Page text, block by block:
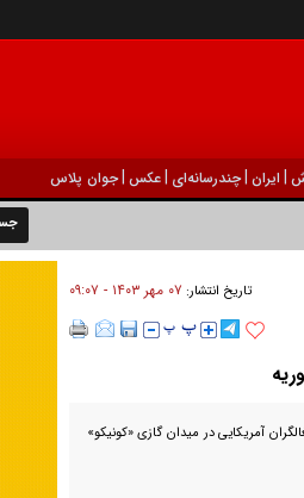
| ايران |چندرسانه‌ای |عکس |جوان پلاس
تاریخ انتشار: ۰۷ مهر ۱۴۰۳ - ۰۹:۰۷
آمریکایی در میدان گازی «کونیکو»